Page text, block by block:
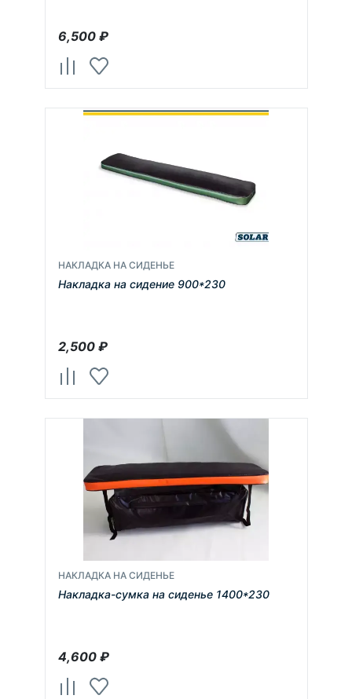
6,500₽
НАКЛАДКА НА СИДЕНЬЕ
Накладка на сидение 900*230
2,500₽
НАКЛАДКА НА СИДЕНЬЕ
Накладка-сумка на сиденье 1400*230
4,600₽